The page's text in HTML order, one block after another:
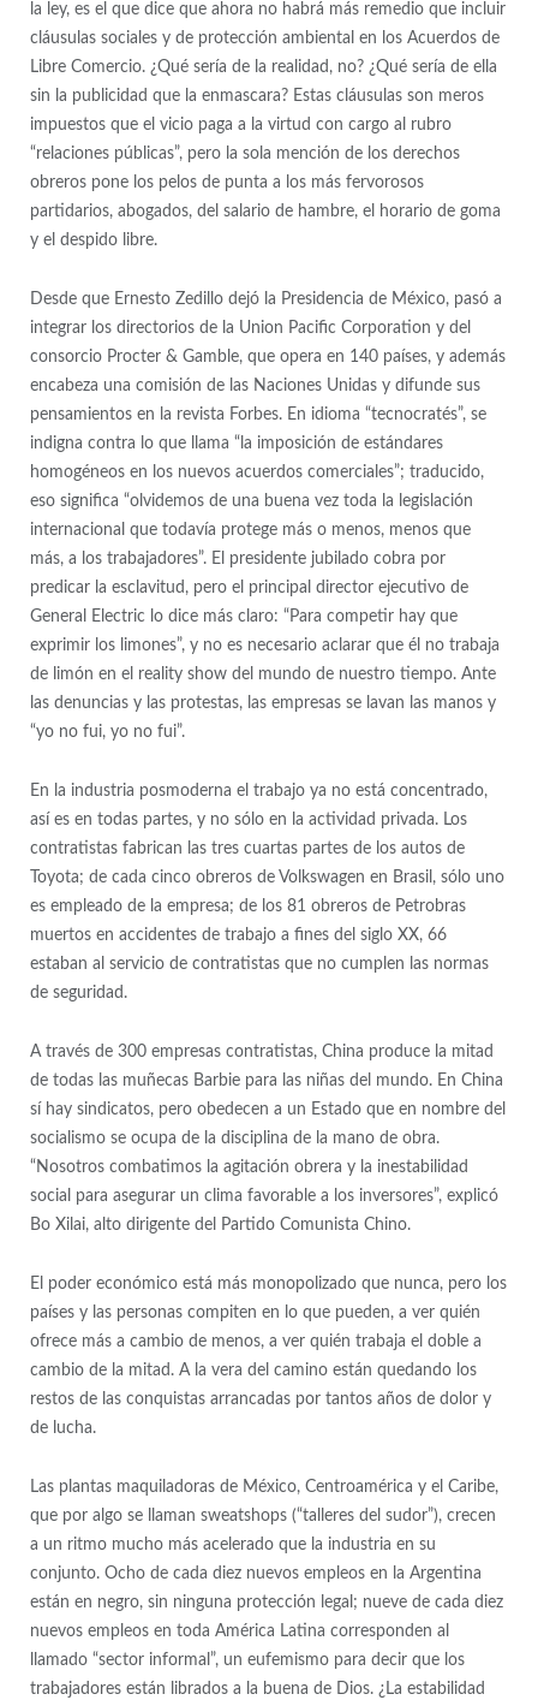
la ley, es el que dice que ahora no habrá más remedio que incluir
cláusulas sociales y de protección ambiental en los Acuerdos de
Libre Comercio. ¿Qué sería de la realidad, no? ¿Qué sería de ella
sin la publicidad que la enmascara? Estas cláusulas son meros
impuestos que el vicio paga a la virtud con cargo al rubro
“relaciones públicas”, pero la sola mención de los derechos
obreros pone los pelos de punta a los más fervorosos
partidarios, abogados, del salario de hambre, el horario de goma
y el despido libre.
Desde que Ernesto Zedillo dejó la Presidencia de México, pasó a
integrar los directorios de la Union Pacific Corporation y del
consorcio Procter & Gamble, que opera en 140 países, y además
encabeza una comisión de las Naciones Unidas y difunde sus
pensamientos en la revista Forbes. En idioma “tecnocratés”, se
indigna contra lo que llama “la imposición de estándares
homogéneos en los nuevos acuerdos comerciales”; traducido,
eso significa “olvidemos de una buena vez toda la legislación
internacional que todavía protege más o menos, menos que
más, a los trabajadores”. El presidente jubilado cobra por
predicar la esclavitud, pero el principal director ejecutivo de
General Electric lo dice más claro: “Para competir hay que
exprimir los limones”, y no es necesario aclarar que él no trabaja
de limón en el reality show del mundo de nuestro tiempo. Ante
las denuncias y las protestas, las empresas se lavan las manos y
“yo no fui, yo no fui”.
En la industria posmoderna el trabajo ya no está concentrado,
así es en todas partes, y no sólo en la actividad privada. Los
contratistas fabrican las tres cuartas partes de los autos de
Toyota; de cada cinco obreros de Volkswagen en Brasil, sólo uno
es empleado de la empresa; de los 81 obreros de Petrobras
muertos en accidentes de trabajo a fines del siglo XX, 66
estaban al servicio de contratistas que no cumplen las normas
de seguridad.
A través de 300 empresas contratistas, China produce la mitad
de todas las muñecas Barbie para las niñas del mundo. En China
sí hay sindicatos, pero obedecen a un Estado que en nombre del
socialismo se ocupa de la disciplina de la mano de obra.
“Nosotros combatimos la agitación obrera y la inestabilidad
social para asegurar un clima favorable a los inversores”, explicó
Bo Xilai, alto dirigente del Partido Comunista Chino.
El poder económico está más monopolizado que nunca, pero los
países y las personas compiten en lo que pueden, a ver quién
ofrece más a cambio de menos, a ver quién trabaja el doble a
cambio de la mitad. A la vera del camino están quedando los
restos de las conquistas arrancadas por tantos años de dolor y
de lucha.
Las plantas maquiladoras de México, Centroamérica y el Caribe,
que por algo se llaman sweatshops (“talleres del sudor”), crecen
a un ritmo mucho más acelerado que la industria en su
conjunto. Ocho de cada diez nuevos empleos en la Argentina
están en negro, sin ninguna protección legal; nueve de cada diez
nuevos empleos en toda América Latina corresponden al
llamado “sector informal”, un eufemismo para decir que los
trabajadores están librados a la buena de Dios. ¿La estabilidad